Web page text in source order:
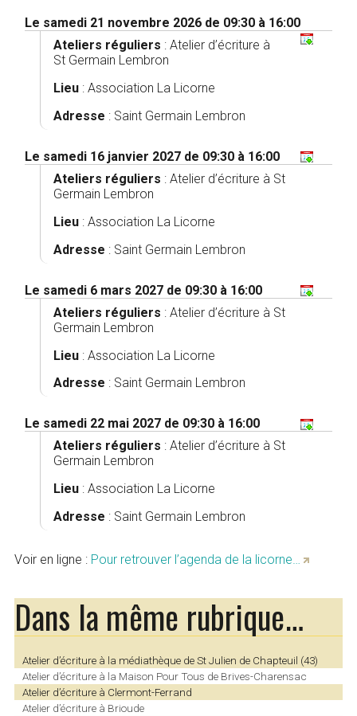
Le samedi 21 novembre 2026 de 09:30 à 16:00
Ateliers réguliers : Atelier d’écriture à
St Germain Lembron
Lieu: Association La Licorne
Adresse : Saint Germain Lembron
Le samedi 16 janvier 2027 de 09:30 à 16:00
Ateliers réguliers : Atelier d’écriture à St
Germain Lembron
Lieu: Association La Licorne
Adresse : Saint Germain Lembron
Le samedi 6 mars 2027 de 09:30 à 16:00
Ateliers réguliers : Atelier d’écriture à St
Germain Lembron
Lieu: Association La Licorne
Adresse : Saint Germain Lembron
Le samedi 22 mai 2027 de 09:30 à 16:00
Ateliers réguliers : Atelier d’écriture à St
Germain Lembron
Lieu: Association La Licorne
Adresse : Saint Germain Lembron
Voir en ligne : Pour retrouver l’agenda de la licorne…
Dans la même rubrique…
Atelier d’écriture à la médiathèque de St Julien de Chapteuil (43)
Atelier d’écriture à la Maison Pour Tous de Brives-Charensac
Atelier d’écriture à Clermont-Ferrand
Atelier d’écriture à Brioude